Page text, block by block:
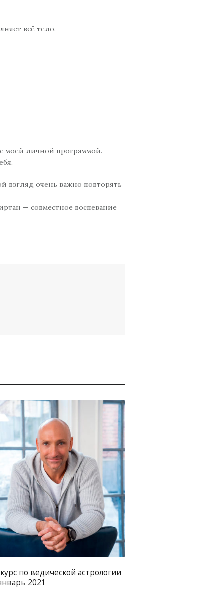
всё тело.
моей личной программой.
очень важно повторять
— совместное воспевание
по ведической астрологии
2021